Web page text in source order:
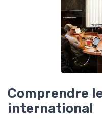
Comprendre
international